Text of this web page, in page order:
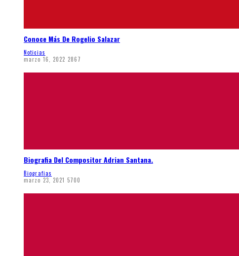
Conoce Más De Rogelio Salazar
Noticias
marzo 16, 2022 2867
Biografia Del Compositor Adrian Santana.
Biografias
marzo 23, 2021 5700